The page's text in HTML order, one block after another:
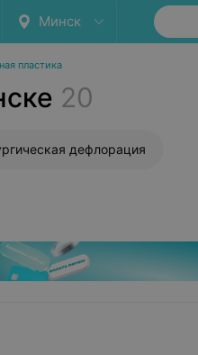
Минск
пластика
20
дефлорация